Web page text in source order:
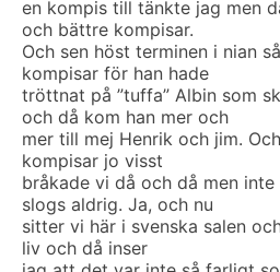
en kompis till tänkte jag men
och bättre kompisar.
Och sen höst terminen i nian
kompisar för han hade
tröttnat på ”tuffa” Albin som
och då kom han mer och
mer till mej Henrik och jim.
kompisar jo visst
bråkade vi då och då men
slogs aldrig. Ja, och nu
sitter vi här i svenska salen
liv och då inser